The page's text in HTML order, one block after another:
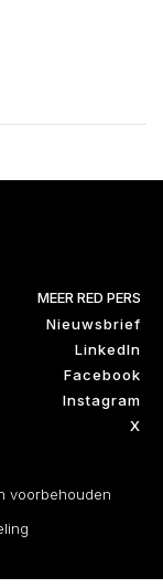
MEER RED PERS
Nieuwsbrief
LinkedIn
Facebook
Instagram
X
voorbehouden